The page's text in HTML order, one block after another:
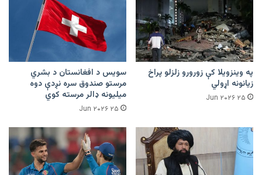
په وینزویلا کې زورورو زلزلو پراخ
زیانونه اړولي
۲۵ Jun ۲۰۲۶
سویس د افغانستان د بشري
مرستو صندوق سره نږدې دوه
میلیونه ډالر مرسته کوي
۲۵ Jun ۲۰۲۶